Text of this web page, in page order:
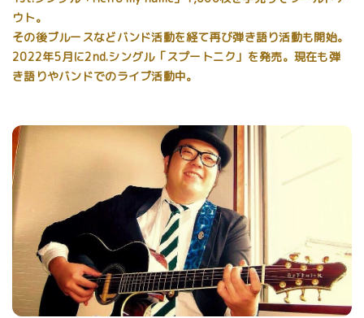
ウト。
その後ブルースなどバンド活動を経て再び弾き語り活動も開始。
2022年5月に2nd.シングル「スプートニク」を発売。現在も弾
き語りやバンドでのライブ活動中。